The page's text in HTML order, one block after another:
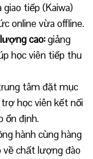
tiếp (Kaiwa)
online vừa offline.
cao:giảng
học viên tiếp thu
tâm đặt mục
học viên kết nối
ổn định.
hành cùng hàng
về chất lượng đào